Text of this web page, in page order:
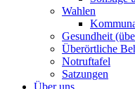
Wahlen
Gesundheit
Überörtliche
Notruftafel
Satzungen
Über uns